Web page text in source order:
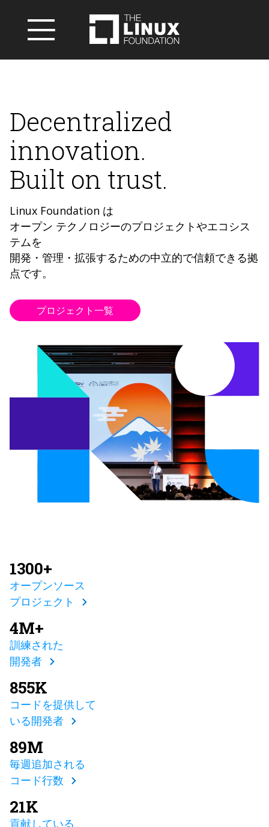
Decentralized
innovation.
Built on trust.
Linux Foundation は
オープン テクノロジーのプロジェクトやエコシス
テムを
開発・管理・拡張するための中立的で信頼できる拠
点です。
プロジェクト一覧
1300+
オープンソース
プロジェクト
4M+
訓練された
開発者
855K
コードを提供して
いる開発者
89M
毎週追加される
コード行数
21K
貢献している